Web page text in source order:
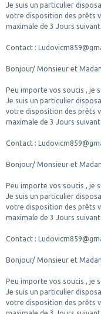
Je suis un particulier
votre disposition des prêts
maximale de 3 Jours
Contact :
Bonjour/ Monsieur et
Peu importe vos soucis , je
Je suis un particulier
votre disposition des prêts
maximale de 3 Jours
Contact :
Bonjour/ Monsieur et
Peu importe vos soucis , je
Je suis un particulier
votre disposition des prêts
maximale de 3 Jours
Contact :
Bonjour/ Monsieur et
Peu importe vos soucis , je
Je suis un particulier
votre disposition des prêts